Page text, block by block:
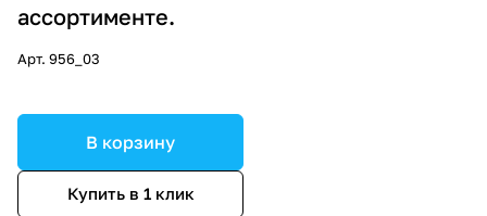
ассортименте.
Арт. 956_03
В корзину
Купить в 1 клик